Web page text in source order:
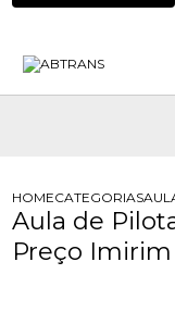
HOMECATEGORIAS
Aula de
Preço Imirim